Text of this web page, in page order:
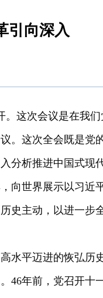
引向深入
。这次会议是在我
。这次全会既是党
分析推进中国式现
向世界展示以习近
史主动，以进一步
水平迈进的恢弘历
46年前，党召开十